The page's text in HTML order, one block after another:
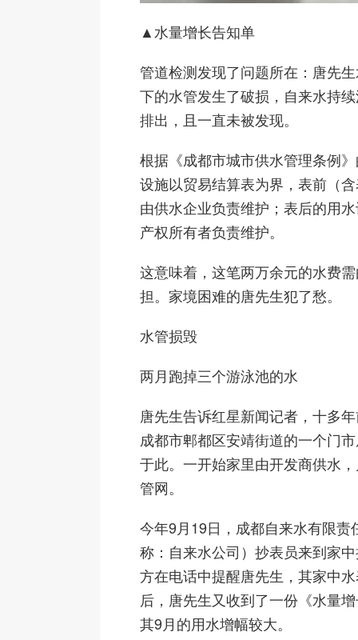
▲水量增长告知单
管道检测发现了问题所在：唐先
下的水管发生了破损，自来水持
排出，且一直未被发现。
根据《成都市城市供水管理条例
设施以贸易结算表为界，表前（
由供水企业负责维护；表后的用
产权所有者负责维护。
这意味着，这笔两万余元的水费
担。家境困难的唐先生犯了愁。
水管损毁
两月跑掉三个游泳池的水
唐先生告诉红星新闻记者，十多
成都市郫都区安靖街道的一个门
于此。一开始家里由开发商供水
管网。
今年9月19日，成都自来水有限责
称：自来水公司）抄表员来到家
方在电话中提醒唐先生，其家中
后，唐先生又收到了一份《水量
其9月的用水增幅较大。